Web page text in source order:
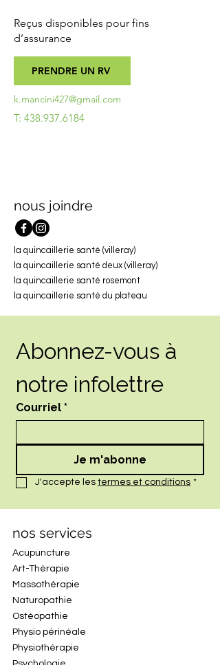
Reçus disponibles pour fins
d’assurance
PRENDRE UN RV
k.mancini427@gmail.com
T: 438.937.6184
nous joindre
la quincaillerie santé (villeray)
la quincaillerie santé deux (villeray)
la quincaillerie santé rosemont
la quincaillerie santé du plateau
Abonnez-vous à
notre infolettre
Courriel *
Je m'abonne
J'accepte les termes et conditions *
nos services
Acupuncture
Art-Thérapie
Massothérapie
Naturopathie
Ostéopathie
Physio périnéale
Physiothérapie